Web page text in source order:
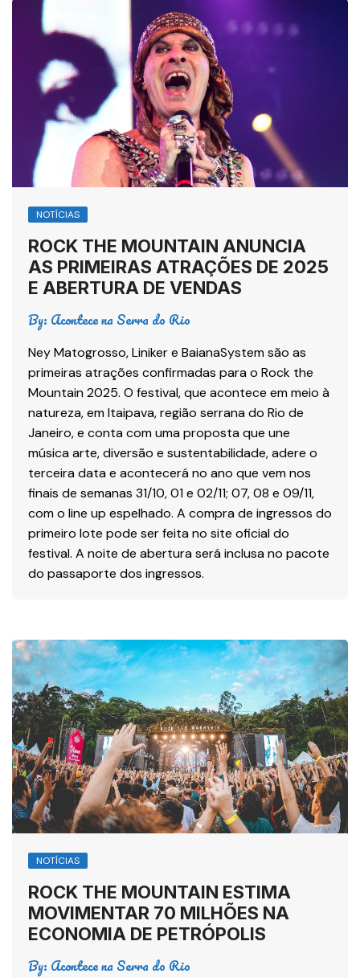
NOTÍCIAS
ROCK THE MOUNTAIN ANUNCIA
AS PRIMEIRAS ATRAÇÕES DE 2025
E ABERTURA DE VENDAS
By: Acontece na Serra do Rio
Ney Matogrosso, Liniker e BaianaSystem são as
primeiras atrações confirmadas para o Rock the
Mountain 2025. O festival, que acontece em meio à
natureza, em Itaipava, região serrana do Rio de
Janeiro, e conta com uma proposta que une
música arte, diversão e sustentabilidade, adere o
terceira data e acontecerá no ano que vem nos
finais de semanas 31/10, 01 e 02/11; 07, 08 e 09/11,
com o line up espelhado. A compra de ingressos do
primeiro lote pode ser feita no site oficial do
festival. A noite de abertura será inclusa no pacote
do passaporte dos ingressos.
NOTÍCIAS
ROCK THE MOUNTAIN ESTIMA
MOVIMENTAR 70 MILHÕES NA
ECONOMIA DE PETRÓPOLIS
By: Acontece na Serra do Rio